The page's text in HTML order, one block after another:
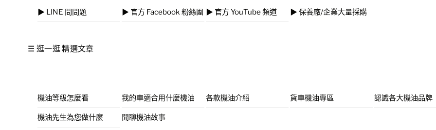
▶ LINE 問問題 ▶ 官方 Facebook 粉絲團 ▶ 官方 YouTube 頻道 ▶ 保養廠/企業大量採購
☰ 逛一逛 精選文章
機油等級怎麼看 我的車適合用什麼機油 各款機油介紹 貨車機油專區 認識各大機油品牌
機油先生為您做什麼 閒聊機油故事